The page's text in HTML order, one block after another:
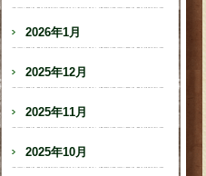
2026年1月
2025年12月
2025年11月
2025年10月